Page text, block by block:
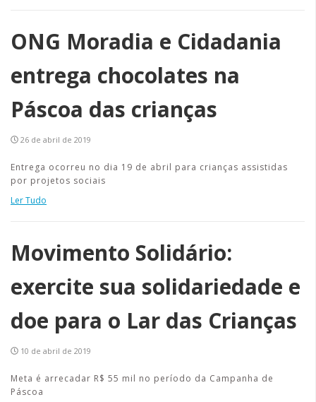
ONG Moradia e Cidadania
entrega chocolates na
Páscoa das crianças
26 de abril de 2019
Entrega ocorreu no dia 19 de abril para crianças assistidas
por projetos sociais
Ler Tudo
Movimento Solidário:
exercite sua solidariedade e
doe para o Lar das Crianças
10 de abril de 2019
Meta é arrecadar R$ 55 mil no período da Campanha de
Páscoa